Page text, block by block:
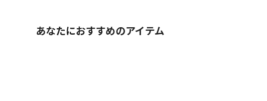
あなたにおすすめのアイテム